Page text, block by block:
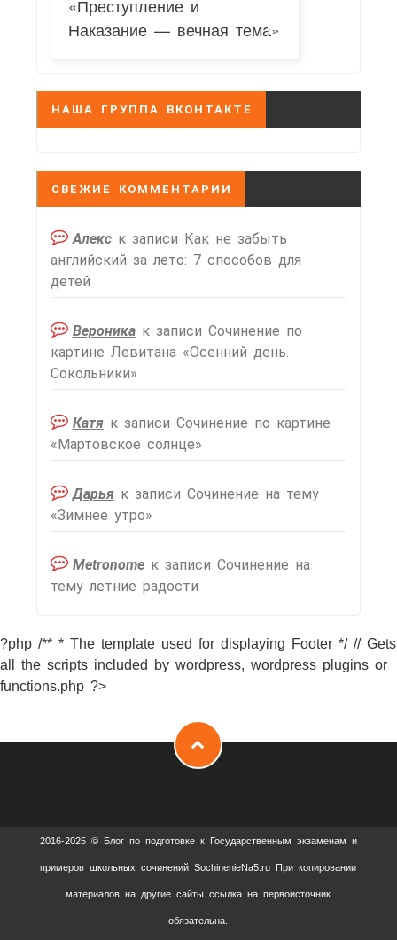
«Преступление и
Наказание — вечная тема»
НАША ГРУППА ВКОНТАКТЕ
СВЕЖИЕ КОММЕНТАРИИ
Алекск записи Как не забыть
английский за лето: 7 способов для
детей
Вероникак записи Сочинение по
картине Левитана «Осенний день.
Сокольники»
Катяк записи Сочинение по картине
«Мартовское солнце»
Дарьяк записи Сочинение на тему
«Зимнее утро»
Metronomeк записи Сочинение на
тему летние радости
?php /** * The template used for displaying Footer */ // Gets
all the scripts included by wordpress, wordpress plugins or
functions.php ?>
2016-2025 © Блог по подготовке к Государственным экзаменам и
примеров школьных сочинений SochinenieNa5.ru При копировании
материалов на другие сайты ссылка на первоисточник
обязательна.